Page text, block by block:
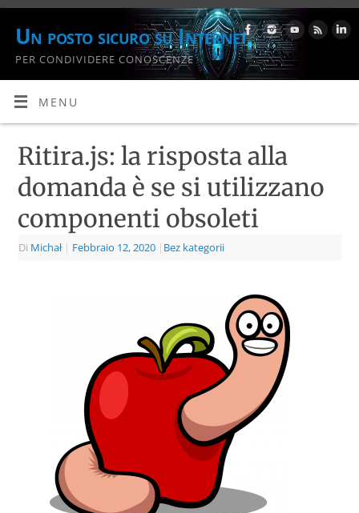
Un posto sicuro su Internet
PER CONDIVIDERE CONOSCENZE
MENU
Ritira.js: la risposta alla
domanda è se si utilizzano
componenti obsoleti
Di Michał | Febbraio 12, 2020 | Bez kategorii